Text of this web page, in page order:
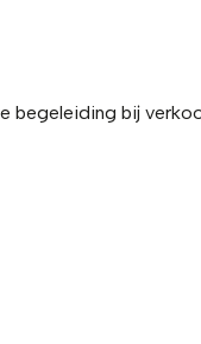
begeleiding bij